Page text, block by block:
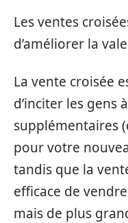
Les ventes
d’améliorer la
La vente croisée
d’inciter les gens
supplémentaires
pour votre
tandis que la
efficace de
mais de plus